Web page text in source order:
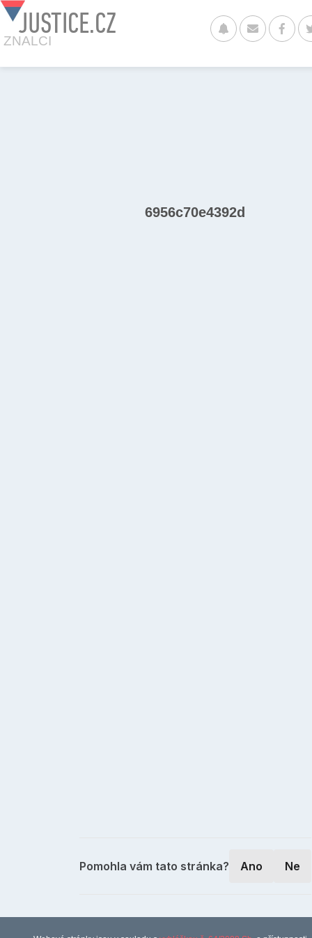
JUSTICE.CZ
ZNALCI
6956c70e4392d
Pomohla vám tato stránka? Ano Ne